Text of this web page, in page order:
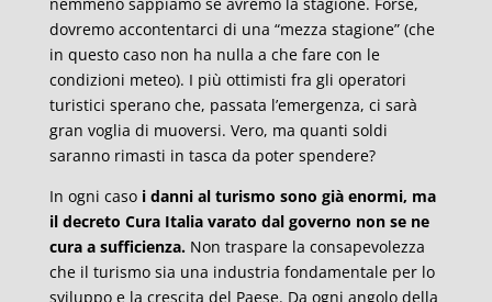
dovremo accontentarci di una “mezza stagione” (che
in questo caso non ha nulla a che fare con le
condizioni meteo). I più ottimisti fra gli operatori
turistici sperano che, passata l’emergenza, ci sarà
gran voglia di muoversi. Vero, ma quanti soldi
saranno rimasti in tasca da poter spendere?
In ogni caso i danni al turismo sono già enormi, ma
il decreto Cura Italia varato dal governo non se ne
cura a sufficienza.Non traspare la consapevolezza
che il turismo sia una industria fondamentale per lo
sviluppo e la crescita del Paese. Da ogni angolo della